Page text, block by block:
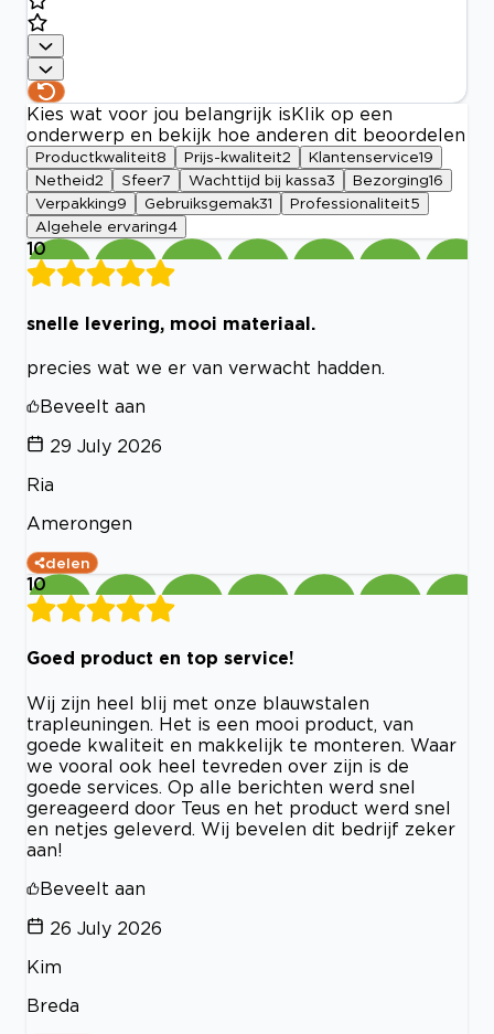
Kies wat voor jou belangrijk is Klik op een
onderwerp en bekijk hoe anderen dit beoordelen
Productkwaliteit8 Prijs-kwaliteit2 Klantenservice19
Netheid2 Sfeer7 Wachttijd bij kassa3 Bezorging16
Verpakking9 Gebruiksgemak31 Professionaliteit5
Algehele ervaring4
10
snelle levering, mooi materiaal.
precies wat we er van verwacht hadden.
Beveelt aan
29 July 2026
Ria
Amerongen
delen
10
Goed product en top service!
Wij zijn heel blij met onze blauwstalen
trapleuningen. Het is een mooi product, van
goede kwaliteit en makkelijk te monteren. Waar
we vooral ook heel tevreden over zijn is de
goede services. Op alle berichten werd snel
gereageerd door Teus en het product werd snel
en netjes geleverd. Wij bevelen dit bedrijf zeker
aan!
Beveelt aan
26 July 2026
Kim
Breda